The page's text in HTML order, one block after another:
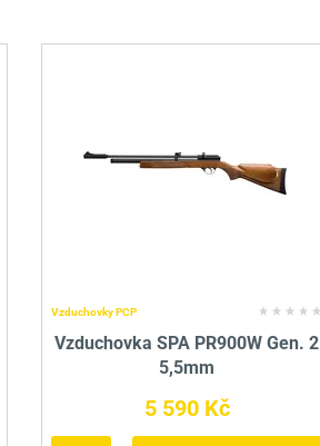
Vzduchovky PCP
Vzduchovka SPA PR900W Gen. 2
5,5mm
5 590 Kč